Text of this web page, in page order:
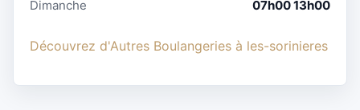
Dimanche 07h00 13h00
Découvrez d'Autres Boulangeries à les-sorinieres